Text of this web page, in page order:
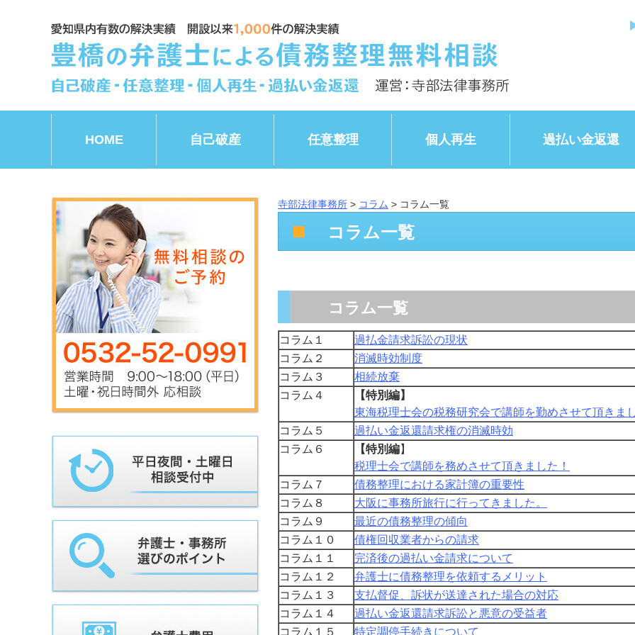
HOME 自己破産 任意整理 個人再生 過払い金返還
寺部法律事務所 > コラム > コラム一覧
コラム一覧
コラム一覧
コラム１
過払金請求訴訟の現状
コラム２
消滅時効制度
コラム３
相続放棄
コラム４
【特別編】
東海税理士会の税務研究会で講師を勤めさせて頂きま
コラム５
過払い金返還請求権の消滅時効
コラム６
【特別編】
税理士会で講師を務めさせて頂きました！
コラム７
債務整理における家計簿の重要性
コラム８
大阪に事務所旅行に行ってきました。
コラム９
最近の債務整理の傾向
コラム１０
債権回収業者からの請求
コラム１１
完済後の過払い金請求について
コラム１２
弁護士に債務整理を依頼するメリット
コラム１３
支払督促、訴状が送達された場合の対応
コラム１４
過払い金返還請求訴訟と悪意の受益者
コラム１５
特定調停手続きについて